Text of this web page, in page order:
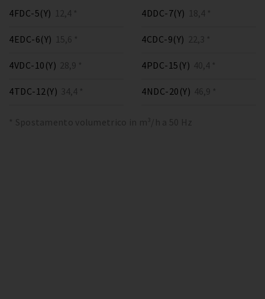
4FDC-5(Y) 12,4 *
4EDC-6(Y) 15,6 *
4DDC-7(Y) 18,4 *
4CDC-9(Y) 22,3 *
4VDC-10(Y) 28,9 *
4TDC-12(Y) 34,4 *
4PDC-15(Y) 40,4 *
4NDC-20(Y) 46,9 *
* Spostamento volumetrico in m³/h a 50 Hz